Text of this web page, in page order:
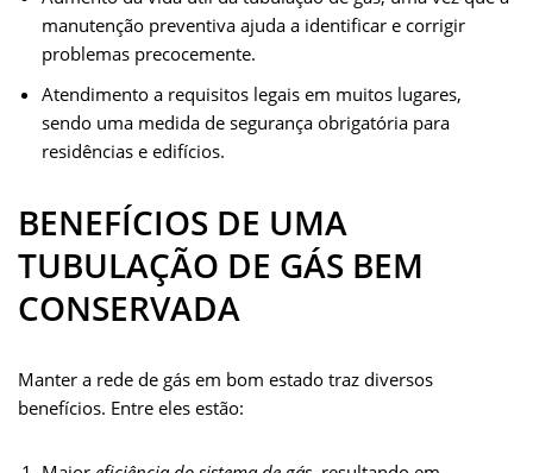
manutenção preventiva ajuda a identificar e corrigir
problemas precocemente.
Atendimento a requisitos legais em muitos lugares,
sendo uma medida de segurança obrigatória para
residências e edifícios.
BENEFÍCIOS DE UMA
TUBULAÇÃO DE GÁS BEM
CONSERVADA
Manter a rede de gás em bom estado traz diversos
benefícios. Entre eles estão: